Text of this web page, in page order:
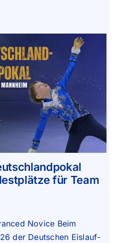
für Team
Novice Beim
der Deutschen Eislauf-